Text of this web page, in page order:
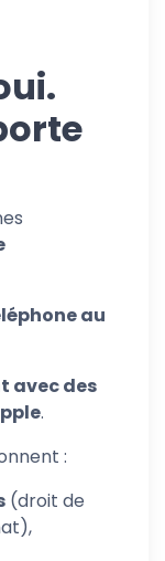
au
avec des
.
:
(droit de